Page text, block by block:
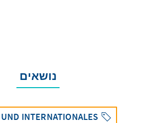
נושאים
INTERNATIONALES